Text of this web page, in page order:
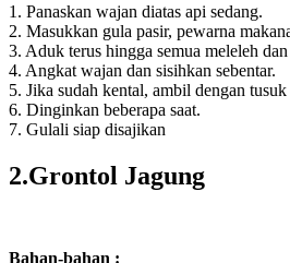
1. Panaskan wajan diatas api sedang.
2. Masukkan gula pasir, pewarna
3. Aduk terus hingga semua meleleh
4. Angkat wajan dan sisihkan sebentar.
5. Jika sudah kental, ambil dengan
6. Dinginkan beberapa saat.
7. Gulali siap disajikan
2.Grontol Jagung
Bahan-bahan :